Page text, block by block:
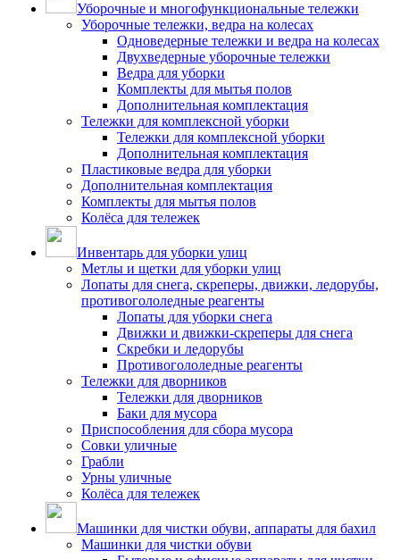
Уборочные и многофункциональные тележки
Уборочные тележки, ведра на колесах
Одноведерные тележки и ведра на колесах
Двухведерные уборочные тележки
Ведра для уборки
Комплекты для мытья полов
Дополнительная комплектация
Тележки для комплексной уборки
Тележки для комплексной уборки
Дополнительная комплектация
Пластиковые ведра для уборки
Дополнительная комплектация
Комплекты для мытья полов
Колёса для тележек
Инвентарь для уборки улиц
Метлы и щетки для уборки улиц
Лопаты для снега, скреперы, движки, ледорубы,
противогололедные реагенты
Лопаты для уборки снега
Движки и движки-скреперы для снега
Скребки и ледорубы
Противогололедные реагенты
Тележки для дворников
Тележки для дворников
Баки для мусора
Приспособления для сбора мусора
Совки уличные
Грабли
Урны уличные
Колёса для тележек
Машинки для чистки обуви, аппараты для бахил
Машинки для чистки обуви